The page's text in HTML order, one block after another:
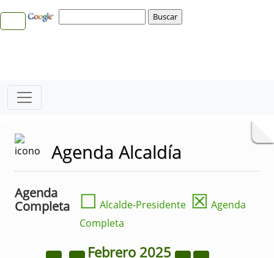
Agenda Alcaldía
Agenda
Completa
☐ Alcalde-Presidente ☒ Agenda
Completa
Febrero 2025